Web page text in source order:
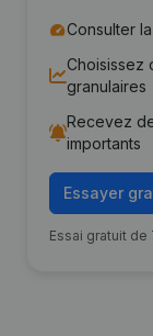
Consulter
Choisissez
granulaires
Recevez
importants
Essayer
Essai gratuit